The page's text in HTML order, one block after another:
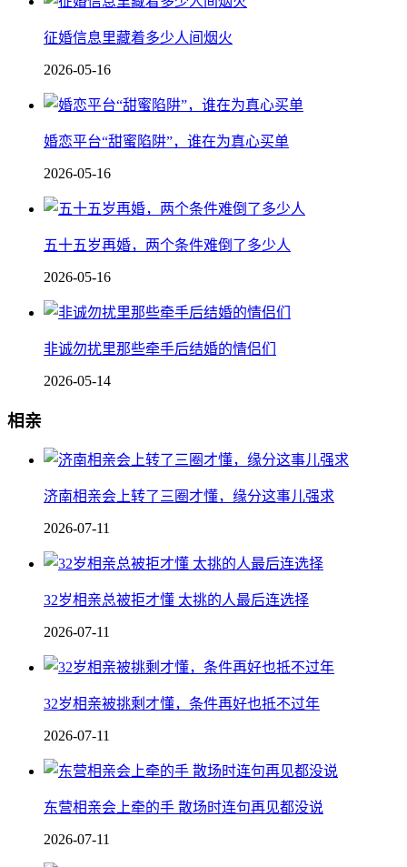
征婚信息里藏着多少人间烟火
2026-05-16
婚恋平台“甜蜜陷阱”，谁在为真心买单
2026-05-16
五十五岁再婚，两个条件难倒了多少人
2026-05-16
非诚勿扰里那些牵手后结婚的情侣们
2026-05-14
相亲
济南相亲会上转了三圈才懂，缘分这事儿强求
2026-07-11
32岁相亲总被拒才懂 太挑的人最后连选择
2026-07-11
32岁相亲被挑剩才懂，条件再好也抵不过年
2026-07-11
东营相亲会上牵的手 散场时连句再见都没说
2026-07-11